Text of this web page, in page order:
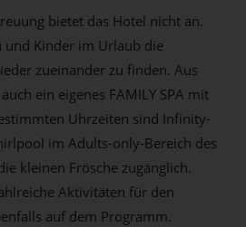
bietet das Hotel nicht an.
und Kinder im Urlaub die
zueinander zu finden. Aus
ein eigenes FAMILY SPA mit
Uhrzeiten sind Infinity-
im Adults-only-Bereich des
kleinen Frösche zugänglich.
Aktivitäten für den
auf dem Programm.